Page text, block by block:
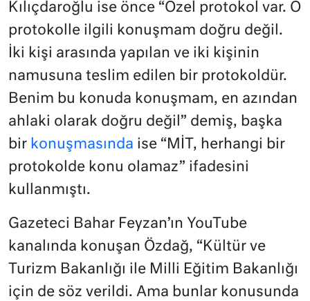
Kılıçdaroğlu ise önce “Özel protokol var. O
protokolle ilgili konuşmam doğru değil.
İki kişi arasında yapılan ve iki kişinin
namusuna teslim edilen bir protokoldür.
Benim bu konuda konuşmam, en azından
ahlaki olarak doğru değil” demiş, başka
bir konuşmasında ise “MİT, herhangi bir
protokolde konu olamaz” ifadesini
kullanmıştı.
Gazeteci Bahar Feyzan’ın YouTube
kanalında konuşan Özdağ, “Kültür ve
Turizm Bakanlığı ile Milli Eğitim Bakanlığı
için de söz verildi. Ama bunlar konusunda